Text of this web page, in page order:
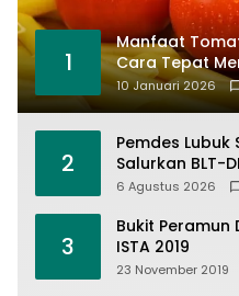
1
Manfaat
Cara Tepat
10 Januari 2026
2
Pemdes Lubuk
Salurkan BLT-
Terima Rp900
6 Agustus 2026
3
Bukit Peramun
ISTA 2019
23 November 2019